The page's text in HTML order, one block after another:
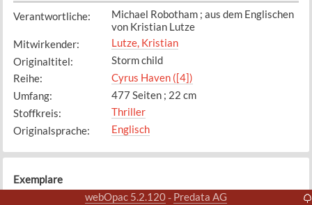
Verantwortliche:
Michael Robotham ; aus dem Englischen
von Kristian Lutze
Mitwirkender:
Lutze, Kristian
Originaltitel:
Storm child
Reihe:
Cyrus Haven ([4])
Umfang:
477 Seiten ; 22 cm
Stoffkreis:
Thriller
Originalsprache: Englisch
Exemplare
webOpac 5.2.120- Predata AG